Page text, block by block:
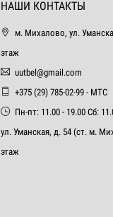
НАШИ КОНТАКТЫ
м. Михалово, ул.
этаж
uutbel@gmail.com
+375 (29) 785-02-99 - МТС
Пн-пт: 11.00 - 19.00 Сб:
ул. Уманская, д. 54 (ст. м.
этаж